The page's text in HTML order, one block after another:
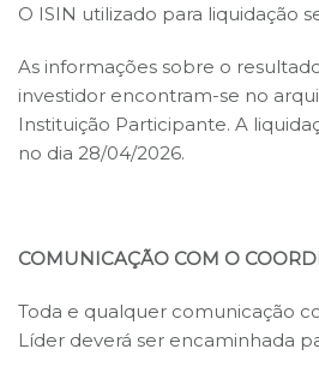
O ISIN utilizado para liquidação
As informações sobre o
investidor encontram-se no
Instituição Participante. A
no dia 28/04/2026.
COMUNICAÇÃO COM O
Toda e qualquer comunicação
Líder deverá ser encaminhada